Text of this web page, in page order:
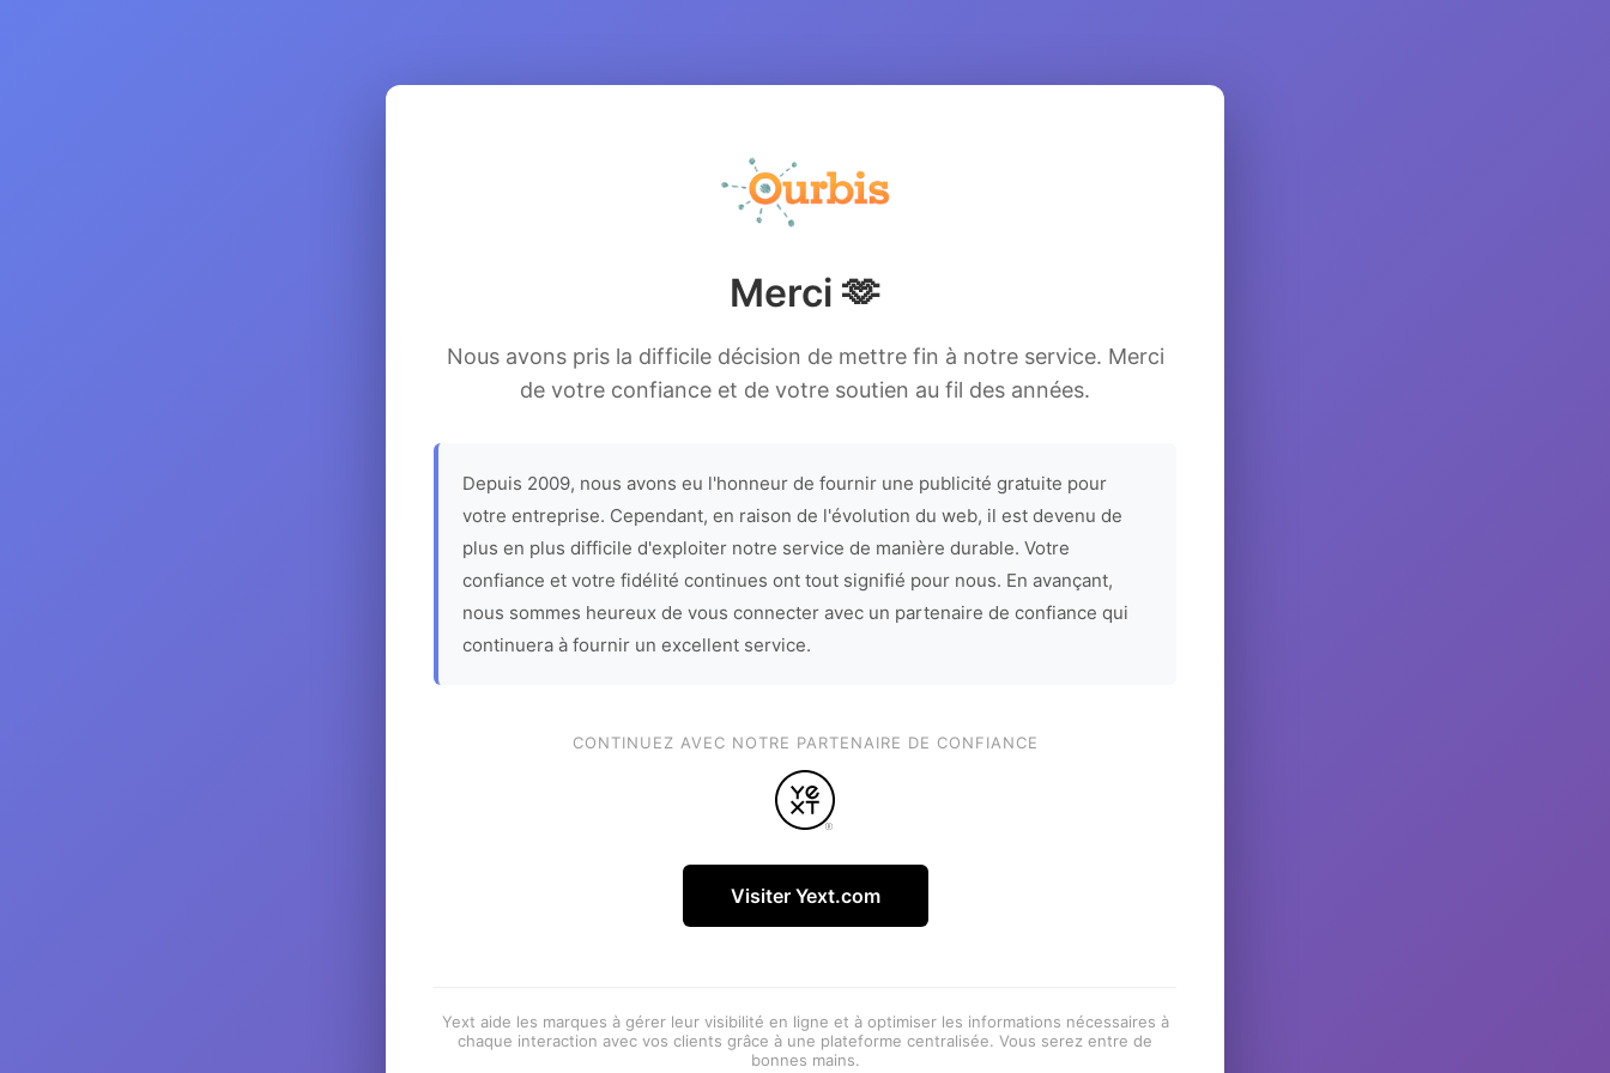
Merci 🫶
Nous avons pris la difficile décision de mettre fin à notre service. Merci
de votre confiance et de votre soutien au fil des années.
Depuis 2009, nous avons eu l'honneur de fournir une publicité gratuite pour
votre entreprise. Cependant, en raison de l'évolution du web, il est devenu de
plus en plus difficile d'exploiter notre service de manière durable. Votre
confiance et votre fidélité continues ont tout signifié pour nous. En avançant,
nous sommes heureux de vous connecter avec un partenaire de confiance qui
continuera à fournir un excellent service.
CONTINUEZ AVEC NOTRE PARTENAIRE DE CONFIANCE
Visiter Yext.com
Yext aide les marques à gérer leur visibilité en ligne et à optimiser les informations nécessaires à
chaque interaction avec vos clients grâce à une plateforme centralisée. Vous serez entre de
bonnes mains.